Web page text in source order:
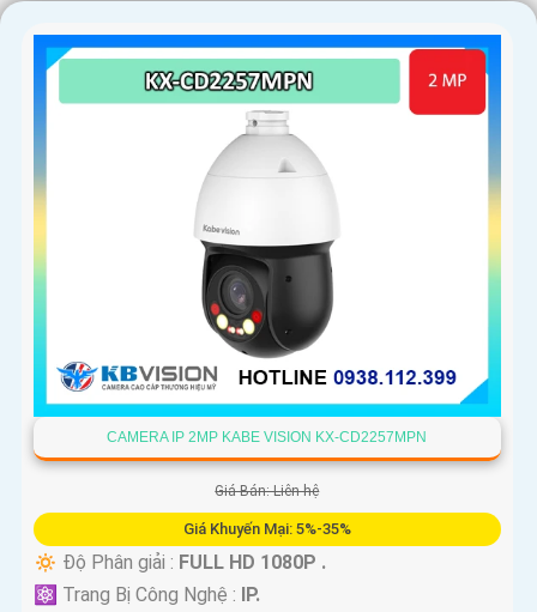
CAMERA IP 2MP KABE VISION KX-CD2257MPN
Giá Bán: Liên hệ
Giá Khuyến Mại: 5%-35%
🔅 Độ Phân giải : FULL HD 1080P .
⚛️ Trang Bị Công Nghệ : IP.